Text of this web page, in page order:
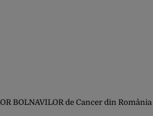
BOLNAVILOR de Cancer din